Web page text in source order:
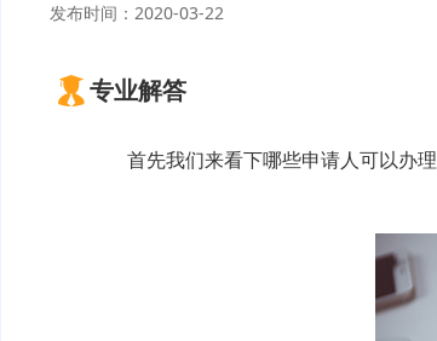
发布时间：2020-03-22
专业解答
首先我们来看下哪些申请人可以办理